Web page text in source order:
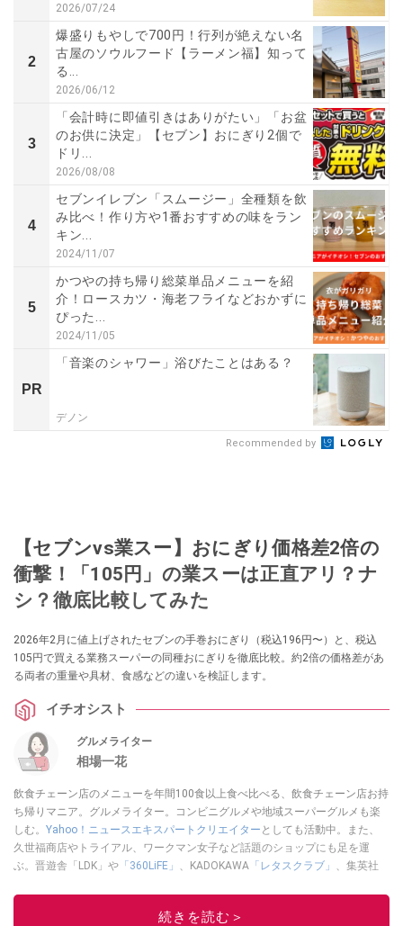
2026/07/24
2
爆盛りもやしで700円！行列が絶えない名
古屋のソウルフード【ラーメン福】知って
る...
2026/06/12
3
「会計時に即値引きはありがたい」「お盆
のお供に決定」【セブン】おにぎり2個で
ドリ...
2026/08/08
4
セブンイレブン「スムージー」全種類を飲
み比べ！作り方や1番おすすめの味をラン
キン...
2024/11/07
5
かつやの持ち帰り総菜単品メニューを紹
介！ロースカツ・海老フライなどおかずに
ぴった...
2024/11/05
PR
「音楽のシャワー」浴びたことはある？
デノン
Recommended by
【セブンvs業スー】おにぎり価格差2倍の
衝撃！「105円」の業スーは正直アリ？ナ
シ？徹底比較してみた
2026年2月に値上げされたセブンの手巻おにぎり（税込196円〜）と、税込
105円で買える業務スーパーの同種おにぎりを徹底比較。約2倍の価格差があ
る両者の重量や具材、食感などの違いを検証します。
イチオシスト
グルメライター
相場一花
飲食チェーン店のメニューを年間100食以上食べ比べる、飲食チェーン店お持
ち帰りマニア。グルメライター。コンビニグルメや地域スーパーグルメも楽
しむ。 Yahoo！ニュースエキスパートクリエイター としても活動中。また、
久世福商店やトライアル、ワークマン女子など話題のショップにも足を運
ぶ。晋遊舎「LDK」や 「360LiFE」 、KADOKAWA 「レタスクラブ」
、集英社
ルメライター、食の専門家として出演実績あり。
続きを読む＞